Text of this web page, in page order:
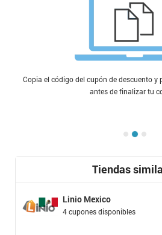
Copia el código del cupón de descuento y
antes de finalizar tu
Tiendas
Linio Mexico
4 cupones disponibles